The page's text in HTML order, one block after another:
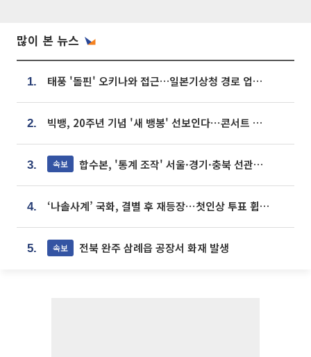
많이 본 뉴스
1. 태풍 '돌핀' 오키나와 접근…일본기상청 경로 업데이트
2. 빅뱅, 20주년 기념 '새 뱅봉' 선보인다⋯콘서트 앞두고 팝업 개최
3. 속보 합수본, '통계 조작' 서울·경기·충북 선관위 등 추가 압수수색
4. ‘나솔사계’ 국화, 결별 후 재등장⋯첫인상 투표 휩쓸고 ‘인기녀’ 등극
5. 속보 전북 완주 삼례읍 공장서 화재 발생